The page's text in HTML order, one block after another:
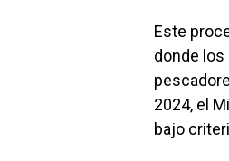
Este
donde los
2024, el
bajo